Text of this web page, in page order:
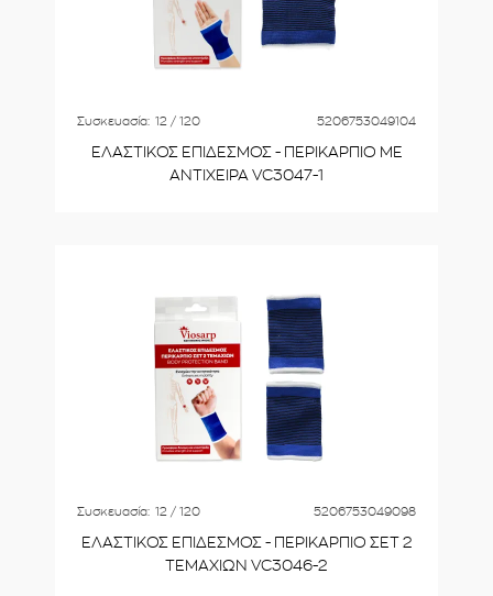
Συσκευασία: 12 / 120 5206753049104
ΕΛΑΣΤΙΚΟΣ ΕΠΙΔΕΣΜΟΣ - ΠΕΡΙΚΑΡΠΙΟ ΜΕ
ΑΝΤΙΧΕΙΡΑ VC3047-1
Συσκευασία: 12 / 120 5206753049098
ΕΛΑΣΤΙΚΟΣ ΕΠΙΔΕΣΜΟΣ - ΠΕΡΙΚΑΡΠΙΟ ΣΕΤ 2
ΤΕΜΑΧΙΩΝ VC3046-2